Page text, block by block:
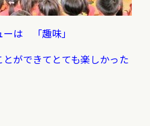
ーは 「趣味」
ができてとても楽しかった